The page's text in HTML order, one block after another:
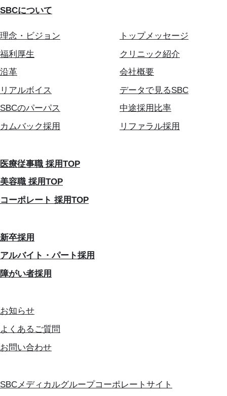
SBCについて
理念・ビジョン
トップメッセージ
福利厚生
クリニック紹介
沿革
会社概要
リアルボイス
データで見るSBC
SBCのパーパス
中途採用比率
カムバック採用
リファラル採用
医療従事職 採用TOP
美容職 採用TOP
コーポレート 採用TOP
新卒採用
アルバイト・パート採用
障がい者採用
お知らせ
よくあるご質問
お問い合わせ
SBCメディカルグループコーポレートサイト